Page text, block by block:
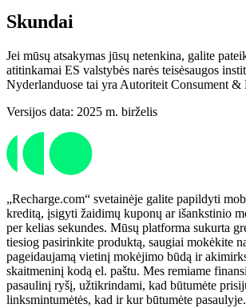
Skundai
Jei mūsų atsakymas jūsų netenkina, galite
atitinkamai ES valstybės narės teisėsaugos
Nyderlanduose tai yra Autoriteit Consument
Versijos data: 2025 m. birželis
„Recharge.com“ svetainėje galite papildyti
kreditą, įsigyti žaidimų kuponų ar išankstinio
per kelias sekundes. Mūsų platforma sukurta
tiesiog pasirinkite produktą, saugiai mokėkite
pageidaujamą vietinį mokėjimo būdą ir
skaitmeninį kodą el. paštu. Mes remiame
pasaulinį ryšį, užtikrindami, kad būtumėte
linksmintumėtės, kad ir kur būtumėte pasaulyje.